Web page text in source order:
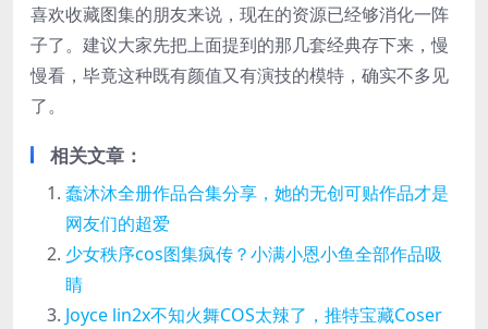
喜欢收藏图集的朋友来说，现在的资源已经够消化一阵
子了。建议大家先把上面提到的那几套经典存下来，慢
慢看，毕竟这种既有颜值又有演技的模特，确实不多见
了。
相关文章：
蠢沐沐全册作品合集分享，她的无创可贴作品才是
网友们的超爱
少女秩序cos图集疯传？小满小恩小鱼全部作品吸
睛
Joyce lin2x不知火舞COS太辣了，推特宝藏Coser